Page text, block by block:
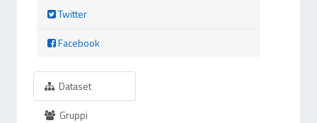
Twitter
Facebook
Dataset
Gruppi